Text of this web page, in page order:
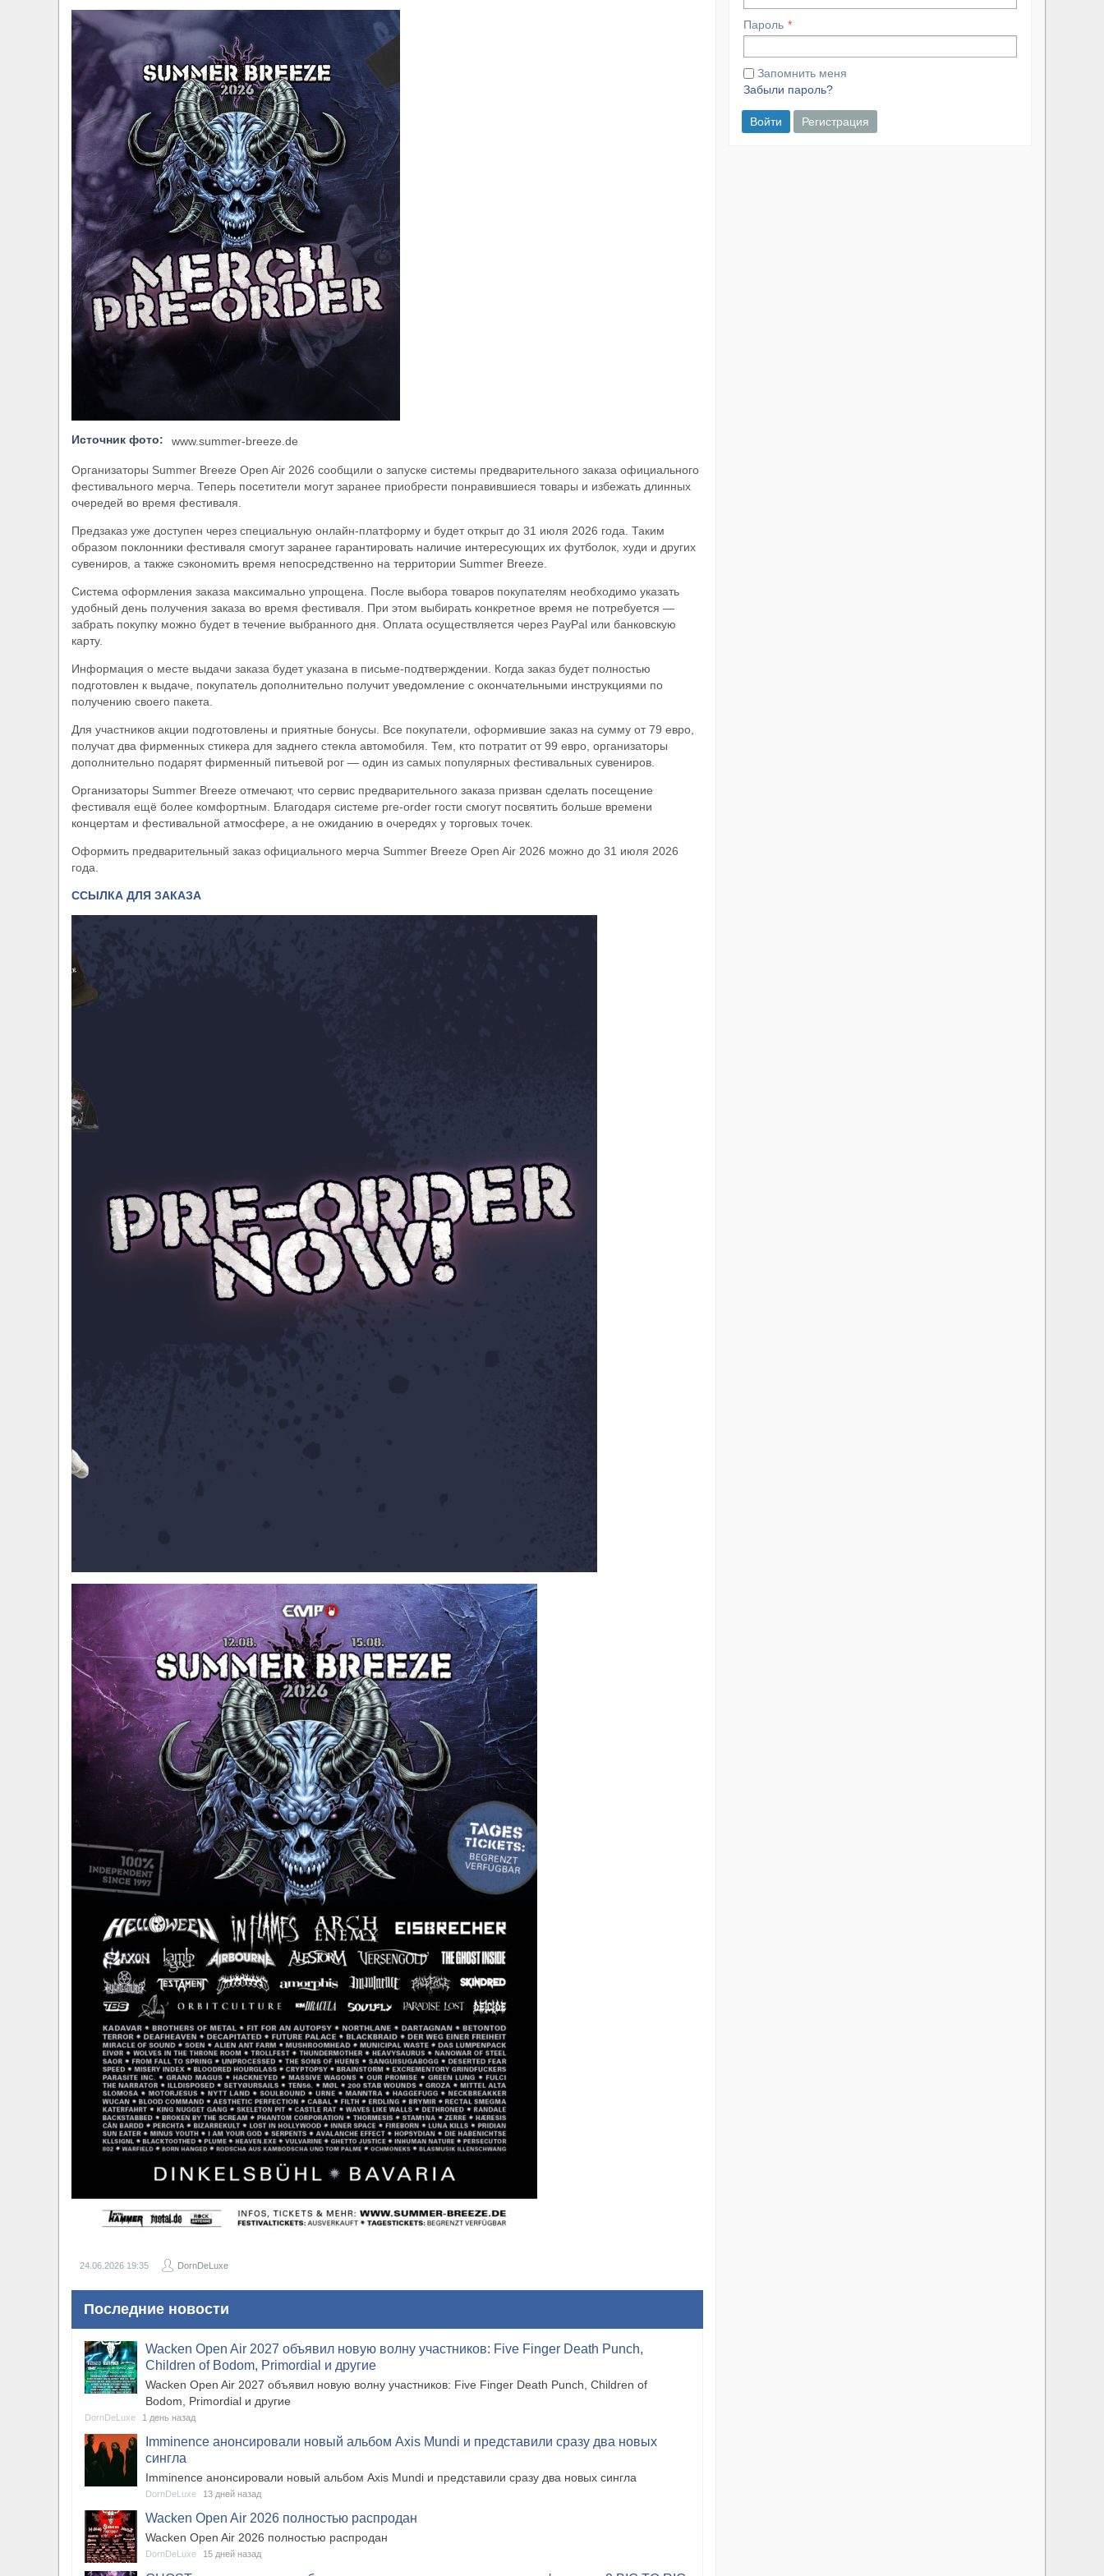
​Wacken Open Air 2027 объявил новую волну участ...
Источник фото: www.summer-breeze.de
Организаторы Summer Breeze Open Air 2026 сообщили о запуске системы предварительного заказа официального
фестивального мерча. Теперь посетители могут заранее приобрести понравившиеся товары и избежать длинных
очередей во время фестиваля.
Предзаказ уже доступен через специальную онлайн-платформу и будет открыт до 31 июля 2026 года. Таким
образом поклонники фестиваля смогут заранее гарантировать наличие интересующих их футболок, худи и других
сувениров, а также сэкономить время непосредственно на территории Summer Breeze.
Система оформления заказа максимально упрощена. После выбора товаров покупателям необходимо указать
удобный день получения заказа во время фестиваля. При этом выбирать конкретное время не потребуется —
забрать покупку можно будет в течение выбранного дня. Оплата осуществляется через PayPal или банковскую
карту.
Информация о месте выдачи заказа будет указана в письме-подтверждении. Когда заказ будет полностью
подготовлен к выдаче, покупатель дополнительно получит уведомление с окончательными инструкциями по
получению своего пакета.
Для участников акции подготовлены и приятные бонусы. Все покупатели, оформившие заказ на сумму от 79 евро,
получат два фирменных стикера для заднего стекла автомобиля. Тем, кто потратит от 99 евро, организаторы
дополнительно подарят фирменный питьевой рог — один из самых популярных фестивальных сувениров.
Организаторы Summer Breeze отмечают, что сервис предварительного заказа призван сделать посещение
фестиваля ещё более комфортным. Благодаря системе pre-order гости смогут посвятить больше времени
концертам и фестивальной атмосфере, а не ожиданию в очередях у торговых точек.
Оформить предварительный заказ официального мерча Summer Breeze Open Air 2026 можно до 31 июля 2026
года.
ССЫЛКА ДЛЯ ЗАКАЗА
24.06.2026 19:35 DornDeLuxe
Последние новости
​Wacken Open Air 2027 объявил новую волну участников: Five Finger Death Punch,
Children of Bodom, Primordial и другие
​Wacken Open Air 2027 объявил новую волну участников: Five Finger Death Punch, Children of
Bodom, Primordial и другие
DornDeLuxe 1 день назад
​Imminence анонсировали новый альбом Axis Mundi и представили сразу два новых
сингла
​Imminence анонсировали новый альбом Axis Mundi и представили сразу два новых сингла
DornDeLuxe 13 дней назад
​Wacken Open Air 2026 полностью распродан
​Wacken Open Air 2026 полностью распродан
DornDeLuxe 15 дней назад
Пароль
Запомнить меня
Забыли пароль?
Войти Регистрация